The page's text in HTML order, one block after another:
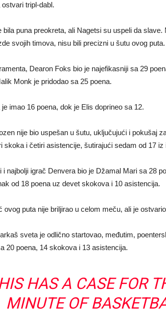
ostvari tripl-dabl.
bila puna preokreta, ali Nagetsi su uspeli da
svojih timova, nisu bili precizni u šutu ovog puta.
Dearon Foks bio je najefikasniji sa 29
Monk je pridodao sa 25 poena.
imao 16 poena, dok je Elis doprineo sa 12.
nije bio uspešan u šutu, uključujući i pokušaj
skoka i četiri asistencije, šutirajući sedam od 17 iz
i najbolji igrač Denvera bio je Džamal Mari sa 28
od 18 poena uz devet skokova i 10 asistencija.
ovog puta nije briljirao u celom meču, ali je
sveta je odlično startovao, međutim,
20 poena, 14 skokova i 13 asistencija.
HAS A CASE FOR
MINUTE OF